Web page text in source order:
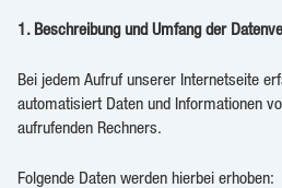
1. Beschreibung und Umfang der
Bei jedem Aufruf unserer Internetseite
automatisiert Daten und Informationen
aufrufenden Rechners.
Folgende Daten werden hierbei erhoben: